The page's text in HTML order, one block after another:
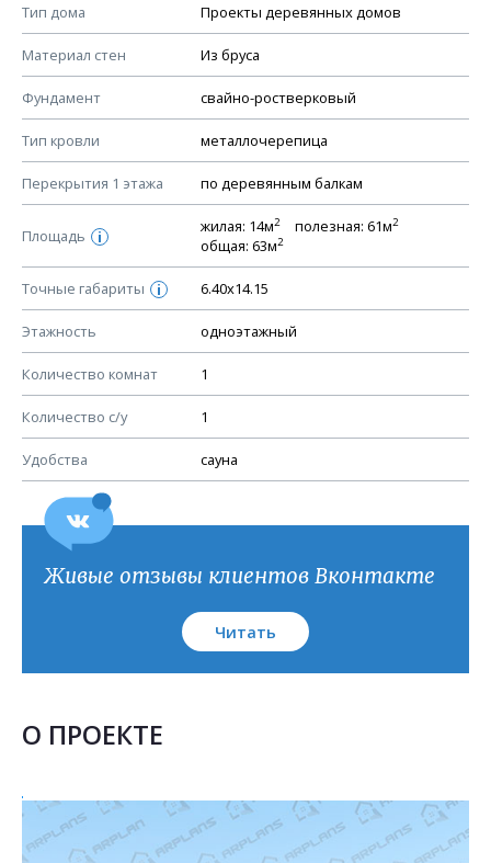
Тип дома Проекты деревянных домов
Материал стен Из бруса
Фундамент свайно-ростверковый
Тип кровли металлочерепица
Перекрытия 1 этажа по деревянным балкам
Площадь i
жилая: 14м2 полезная: 61м2
общая: 63м2
Точные габариты i 6.40х14.15
Этажность одноэтажный
Количество комнат 1
Количество с/у 1
Удобства сауна
Смотрите советы по выбору материала в нашем
КОНСТРУКТИВНЫЕ РЕШЕНИЯ (КР)
Ведомость рабочих чертежей основного комплекта КР
План фундамента
Устройство фундамента, спецификация материалов
Планы перекрытий этажей, спецификация элементов
Устройство перекрытий
Устройство стен
Спецификация материалов стен
Схема расположения лаг чердака (если есть)
Схема расположения элементов стропил
Спецификация элементов стропил
Устройство стропильной системы
Узлы устройства кровли
План кровли
Живые отзывы клиентов Вконтакте
Читать
О ПРОЕКТЕ